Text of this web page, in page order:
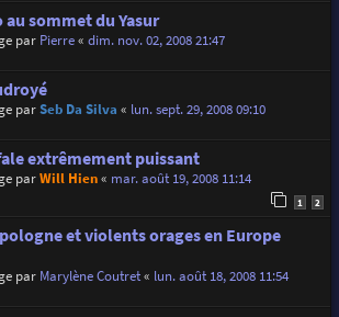
au sommet du Yasur
par Pierre« dim. nov. 02, 2008 21:47
parSeb Da Silva « lun. sept. 29, 2008 09:10
extrêmement puissant
parWill Hien« mar. août 19, 2008 11:14
1 2
et violents orages en Europe
par Marylène Coutret« lun. août 18, 2008 11:54